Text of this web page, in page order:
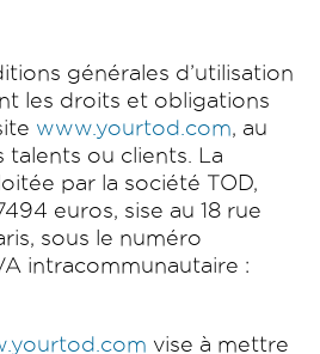
générales d’utilisation
les droits et obligations
www.yourtod.com, au
talents ou clients. La
par la société TOD,
euros, sise au 18 rue
sous le numéro
intracommunautaire :
vise à mettre